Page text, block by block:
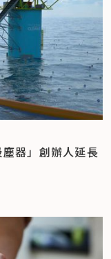
器」創辦人延長